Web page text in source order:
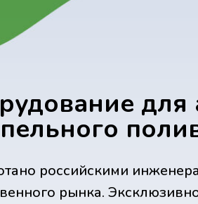
для
российскими
рынка.